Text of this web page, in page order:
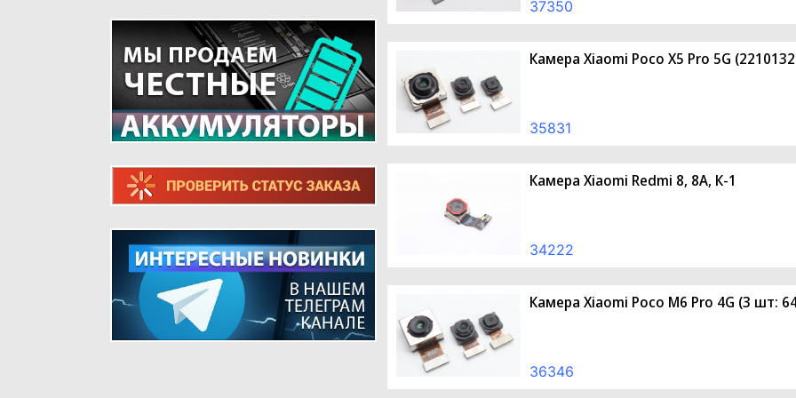
ШЛЕЙФЫ ДЛЯ РЕТРО ТЕЛЕФОНОВ
37350
Камера Xiaomi Poco X5 Pro 5G
35831
Камера Xiaomi Redmi 8, 8A, К-1
34222
Камера Xiaomi Poco M6 Pro 4G (3 шт:
36346